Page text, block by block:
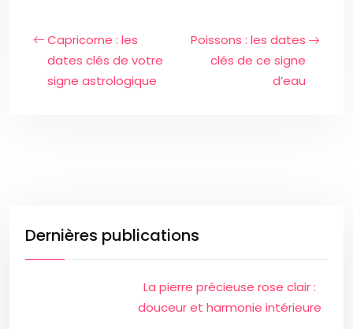
Capricorne : les
dates clés de votre
signe astrologique
Poissons : les dates
clés de ce signe
d’eau
Dernières publications
La pierre précieuse rose clair :
douceur et harmonie intérieure